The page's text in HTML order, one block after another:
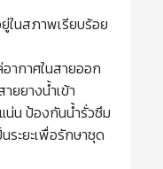
ในสภาพเรียบร้อย
ากาศในสายออก
ยยางน้ำเข้า
น่น ป้องกันน้ำรั่วซึม
ระยะเพื่อรักษาชุด